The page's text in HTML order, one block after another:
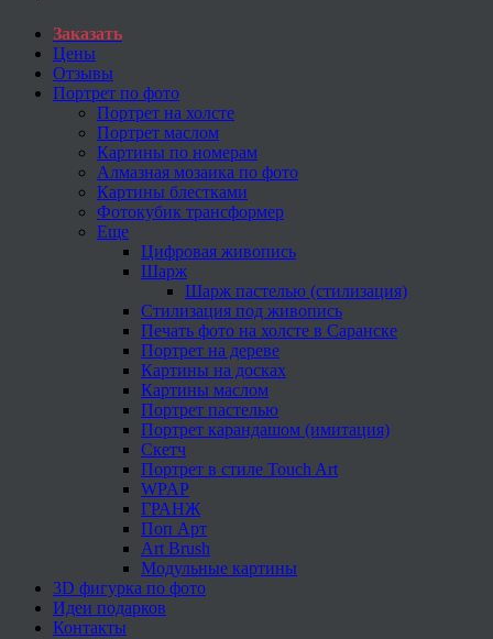
Заказать
Цены
Отзывы
Портрет по фото
Портрет на холсте
Портрет маслом
Картины по номерам
Алмазная мозаика по фото
Картины блестками
Фотокубик трансформер
Еще
Цифровая живопись
Шарж
Шарж пастелью (стилизация)
Стилизация под живопись
Печать фото на холсте в Саранске
Портрет на дереве
Картины на досках
Картины маслом
Портрет пастелью
Портрет карандашом (имитация)
Скетч
Портрет в стиле Touch Art
WPAP
ГРАНЖ
Поп Арт
Art Brush
Модульные картины
3D фигурка по фото
Идеи подарков
Контакты